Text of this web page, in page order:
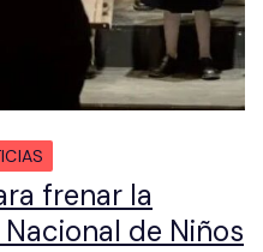
frenar la
de Niños